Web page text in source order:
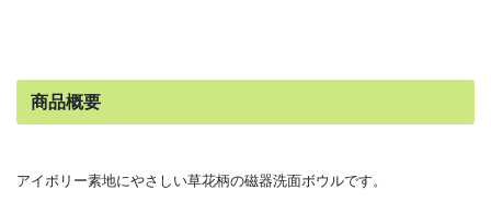
商品概要
アイボリー素地にやさしい草花柄の磁器洗面ボウルです。